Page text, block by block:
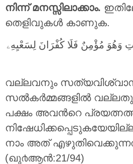
നിന്ന് മനസ്സിലാക്കാം.
തെളിവുകൾ കാണുക.
وَهُوَ مُؤْمِنٌ فَلَا كُفْرَانَ لِسَعْيِهِۦ
വല്ലവനും
സല്‍കര്‍മ്മങ്ങളില്‍
പക്ഷം അവന്‍റെ
നാം അത്
(ഖു൪ആന്‍:21/94)